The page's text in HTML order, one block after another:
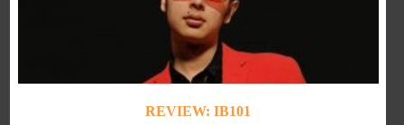
REVIEW: IB101